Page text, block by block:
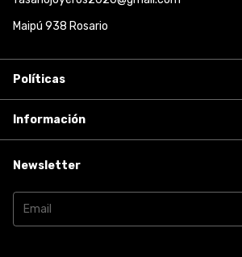
Maipú 938 Rosario
Políticas
Información
Newsletter